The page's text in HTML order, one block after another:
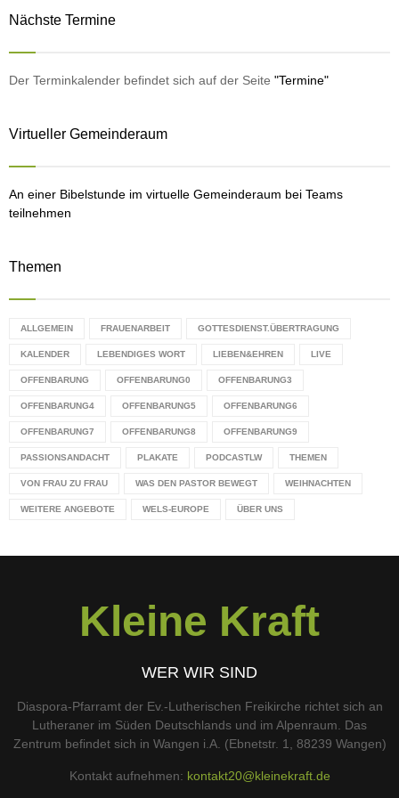
c
o
Nächste Termine
Der Terminkalender befindet sich auf der Seite "Termine"
Virtueller Gemeinderaum
An einer Bibelstunde im virtuelle Gemeinderaum bei Teams
teilnehmen
Themen
ALLGEMEIN FRAUENARBEIT GOTTESDIENST.ÜBERTRAGUNG
KALENDER LEBENDIGES WORT LIEBEN&EHREN LIVE
OFFENBARUNG OFFENBARUNG0 OFFENBARUNG3
OFFENBARUNG4 OFFENBARUNG5 OFFENBARUNG6
OFFENBARUNG7 OFFENBARUNG8 OFFENBARUNG9
PASSIONSANDACHT PLAKATE PODCASTLW THEMEN
VON FRAU ZU FRAU WAS DEN PASTOR BEWEGT WEIHNACHTEN
WEITERE ANGEBOTE WELS-EUROPE ÜBER UNS
Kleine Kraft
WER WIR SIND
Diaspora-Pfarramt der Ev.-Lutherischen Freikirche richtet sich an
Lutheraner im Süden Deutschlands und im Alpenraum. Das
Zentrum befindet sich in Wangen i.A. (Ebnetstr. 1, 88239 Wangen)
Kontakt aufnehmen: kontakt20@kleinekraft.de